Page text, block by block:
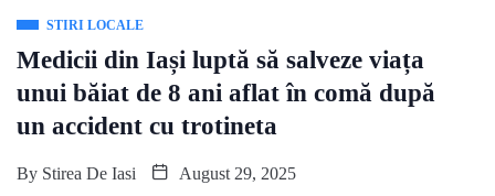
STIRI LOCALE
Medicii din Iași luptă să salveze viața
unui băiat de 8 ani aflat în comă după
un accident cu trotineta
By Stirea De Iasi August 29, 2025